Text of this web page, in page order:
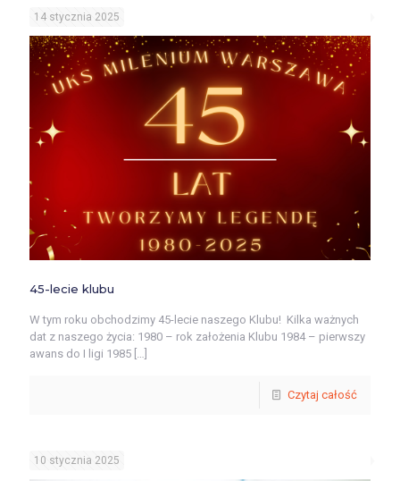
14 stycznia 2025
45-lecie klubu
W tym roku obchodzimy 45-lecie naszego Klubu! Kilka ważnych
dat z naszego życia: 1980 – rok założenia Klubu 1984 – pierwszy
awans do I ligi 1985 […]
Czytaj całość
10 stycznia 2025